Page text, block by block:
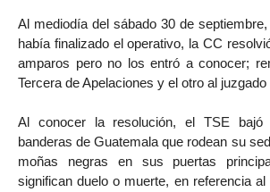
Al mediodía del sábado 30 de
había finalizado el operativo, la CC
amparos pero no los entró a conocer;
Tercera de Apelaciones y el otro al
Al conocer la resolución, el TSE
banderas de Guatemala que rodean su
moñas negras en sus puertas
significan duelo o muerte, en referencia